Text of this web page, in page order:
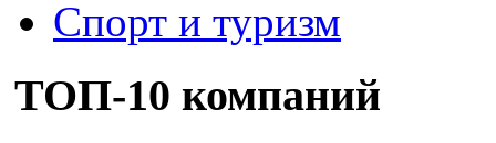
Спорт и туризм
ТОП-10 компаний